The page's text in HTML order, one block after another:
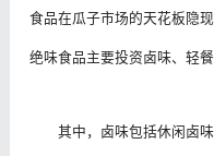
食品在瓜子市场的天花板隐
绝味食品主要投资卤味、轻
其中，卤味包括休闲卤